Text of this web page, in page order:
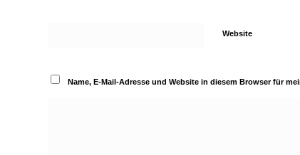
Website
Name, E-Mail-Adresse und Website in diesem Browser für